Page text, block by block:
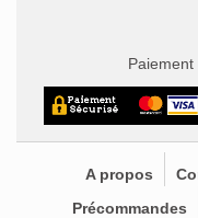
A propos
Précommandes